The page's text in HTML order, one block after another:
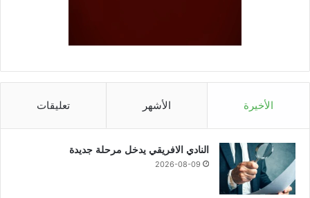
الأخيرة الأشهر تعليقات
النادي الافريقي يدخل مرحلة جديدة
2026-08-09